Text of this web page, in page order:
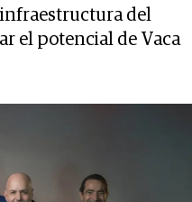
del
el potencial de Vaca